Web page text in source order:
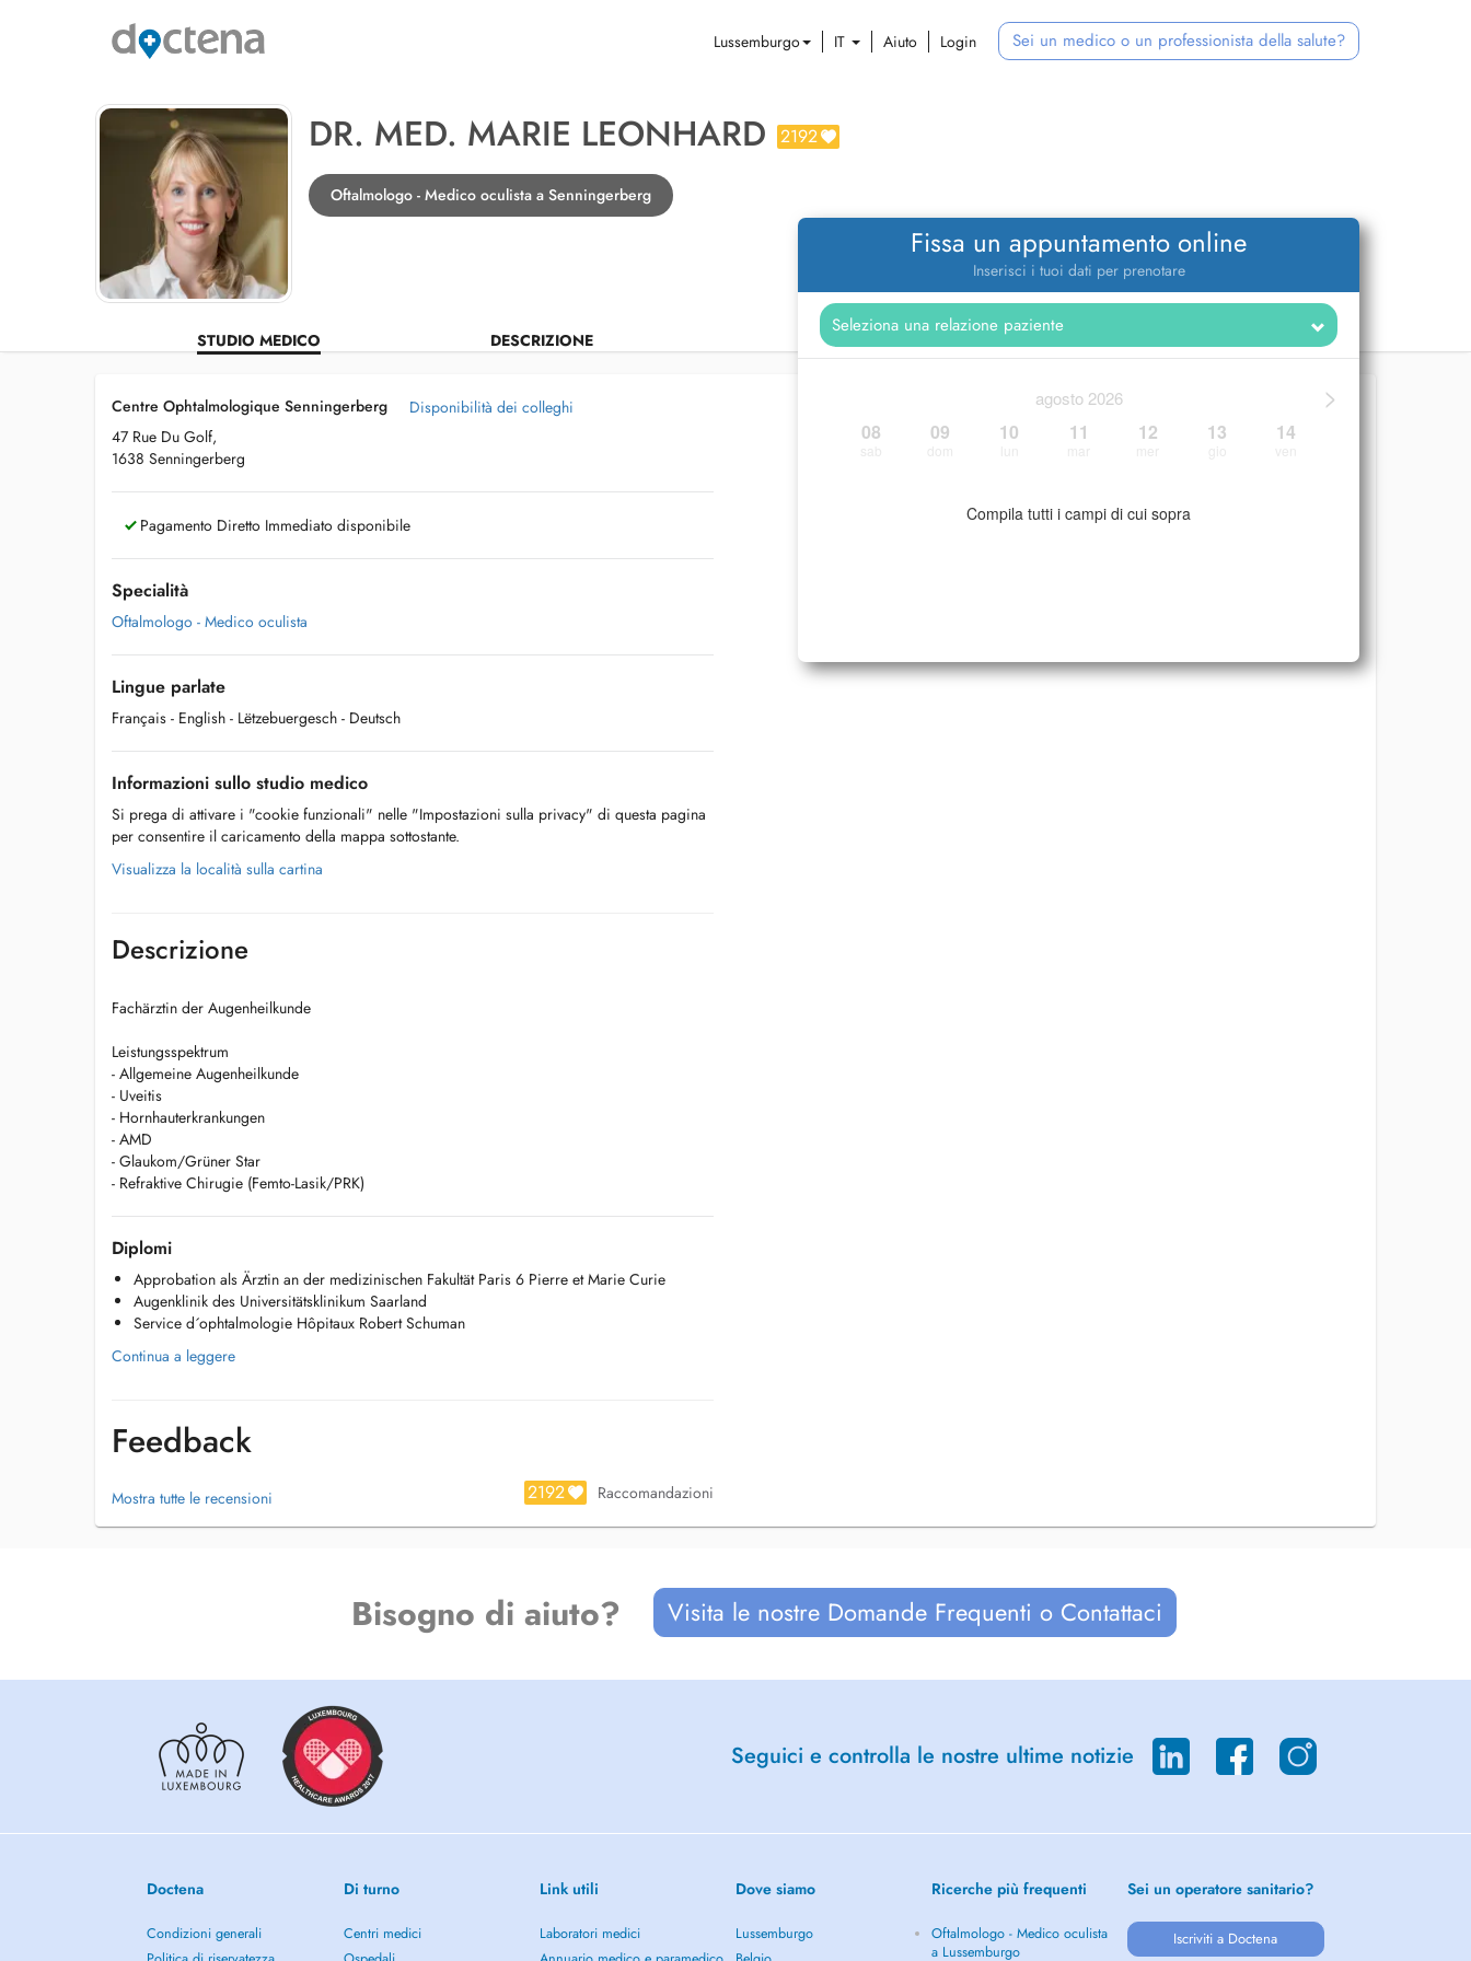
Lussemburgo IT Aiuto Login Sei un medico o un professionista della salute?
DR. MED. MARIE LEONHARD 2192
Oftalmologo - Medico oculista a Senningerberg
STUDIO MEDICO DESCRIZIONE
Fissa un appuntamento online
Inserisci i tuoi dati per prenotare
>
agosto 2026
08 09 10 11 12 13 14
Compila tutti i campi di cui sopra
Centre Ophtalmologique Senningerberg
47 Rue Du Golf,
1638 Senningerberg
Disponibilità dei colleghi
Pagamento Diretto Immediato disponibile
Specialità
Oftalmologo - Medico oculista
Lingue parlate
Français - English - Lëtzebuergesch - Deutsch
Informazioni sullo studio medico
Si prega di attivare i "cookie funzionali" nelle "Impostazioni sulla privacy" di questa pagina
per consentire il caricamento della mappa sottostante.
Visualizza la località sulla cartina
Descrizione
Fachärztin der Augenheilkunde
Leistungsspektrum
- Allgemeine Augenheilkunde
- Uveitis
- Hornhauterkrankungen
- AMD
- Glaukom/Grüner Star
- Refraktive Chirugie (Femto-Lasik/PRK)
Diplomi
Approbation als Ärztin an der medizinischen Fakultät Paris 6 Pierre et Marie Curie
Augenklinik des Universitätsklinikum Saarland
Service d´ophtalmologie Hôpitaux Robert Schuman
Continua a leggere
Feedback
Mostra tutte le recensioni 2192 Raccomandazioni
Bisogno di aiuto? Visita le nostre Domande Frequenti o Contattaci
Seguici e controlla le nostre ultime notizie
Doctena
Condizioni generali
Di turno
Centri medici
Link utili
Laboratori medici
Dove siamo
Lussemburgo
Ricerche più frequenti
Oftalmologo - Medico oculista
a Lussemburgo
Sei un operatore sanitario?
Iscriviti a Doctena